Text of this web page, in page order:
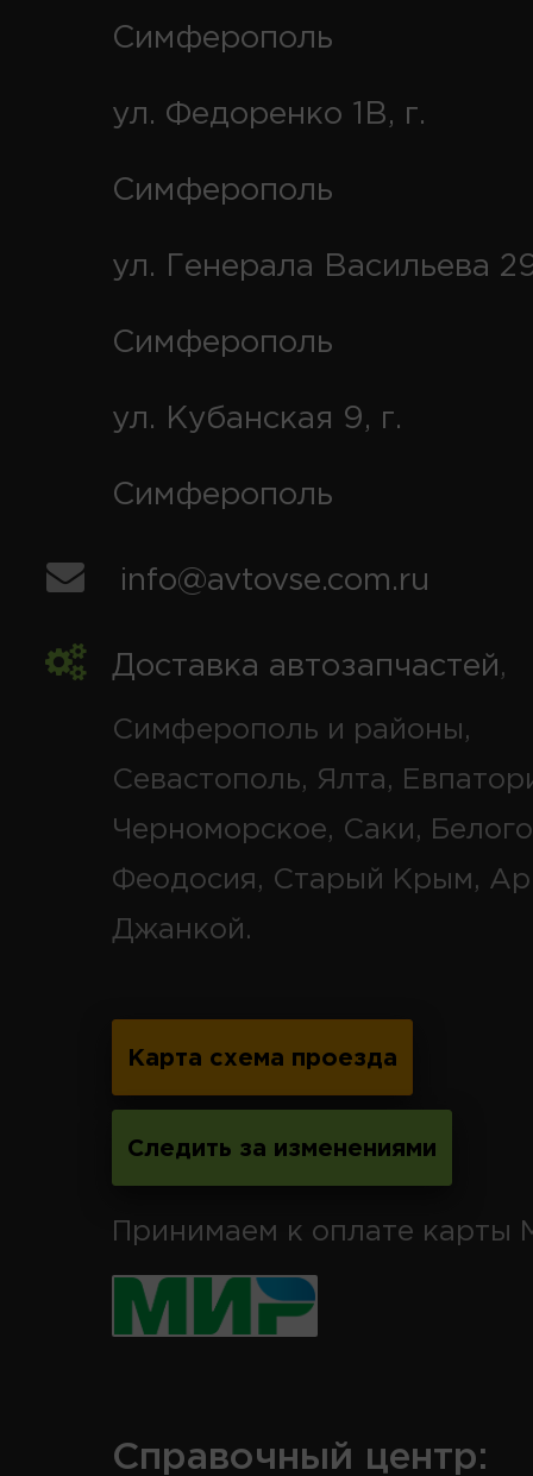
Симферополь
ул. Федоренко 1В, г.
Симферополь
ул. Генерала Васильева
Симферополь
ул. Кубанская 9, г.
Симферополь
info@avtovse.com.ru
Доставка автозапчастей,
Симферополь и районы,
Севастополь, Ялта,
Черноморское, Саки,
Феодосия, Старый Крым,
Джанкой.
Карта схема проезда
Следить за изменениями
Принимаем к оплате карты
Справочный центр: